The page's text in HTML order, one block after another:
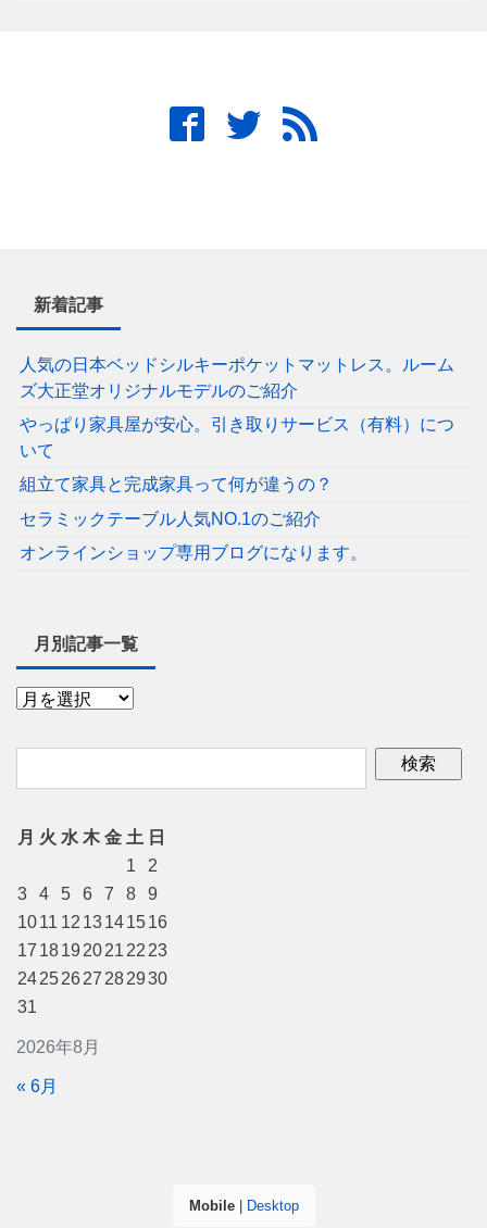
新着記事
人気の日本ベッドシルキーポケットマットレス。ルーム
ズ大正堂オリジナルモデルのご紹介
やっぱり家具屋が安心。引き取りサービス（有料）につ
いて
組立て家具と完成家具って何が違うの？
セラミックテーブル人気NO.1のご紹介
オンラインショップ専用ブログになります。
月別記事一覧
2026年8月
月 火 水 木 金 土 日
1
2
3
4 5 6 7 8
9
1011 12 13141516
17 1819 2021 22 23
24252627 282930
31
« 6月
Mobile| Desktop